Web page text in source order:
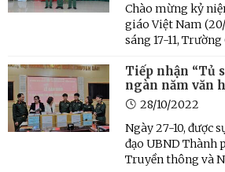
Chào mừng kỷ
giáo Việt Nam
sáng 17-11,
niệm nhằm tri ân
cống hiến của đội
giảng dạy tại Nhà
Tiếp nhận “Tủ
ngàn năm văn
28/10/2022
Ngày 27-10, được
đạo UBND Thành
Truyền thông và